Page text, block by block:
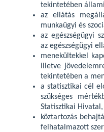
tekintetében
az ellátás
munkaügyi és
az egészségügyi
az egészségügyi
menekültekkel
illetve
tekintetében a
a statisztikai cél
szükséges
Statisztikai Hivatal,
köztartozás
felhatalmazott